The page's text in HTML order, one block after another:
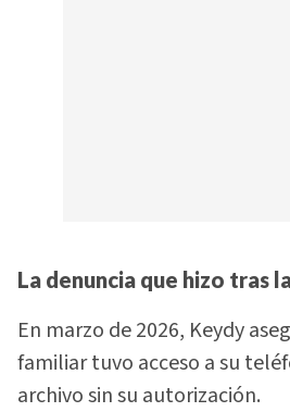
La denuncia que hizo tras
En marzo de 2026, Keydy
familiar tuvo acceso a su
archivo sin su autorización.